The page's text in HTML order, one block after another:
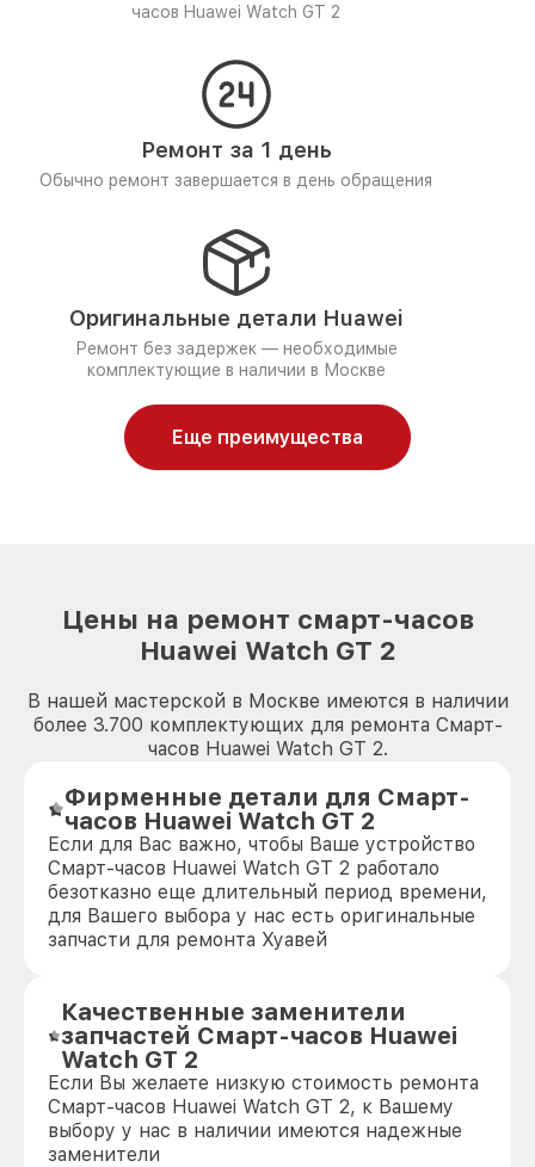
часов Huawei Watch GT 2
Ремонт за 1 день
Обычно ремонт завершается в день обращения
Оригинальные детали Huawei
Ремонт без задержек — необходимые
комплектующие в наличии в Москве
Еще преимущества
Цены на ремонт смарт-часов
Huawei Watch GT 2
В нашей мастерской в Москве имеются в наличии
более 3.700 комплектующих для ремонта Смарт-
часов Huawei Watch GT 2.
Фирменные детали для Смарт-
часов Huawei Watch GT 2
Если для Вас важно, чтобы Ваше устройство
Смарт-часов Huawei Watch GT 2 работало
безотказно еще длительный период времени,
для Вашего выбора у нас есть оригинальные
запчасти для ремонта Хуавей
Качественные заменители
запчастей Смарт-часов Huawei
Watch GT 2
Если Вы желаете низкую стоимость ремонта
Смарт-часов Huawei Watch GT 2, к Вашему
выбору у нас в наличии имеются надежные
заменители